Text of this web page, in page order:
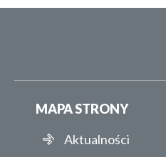
MAPA STRONY
Aktualności